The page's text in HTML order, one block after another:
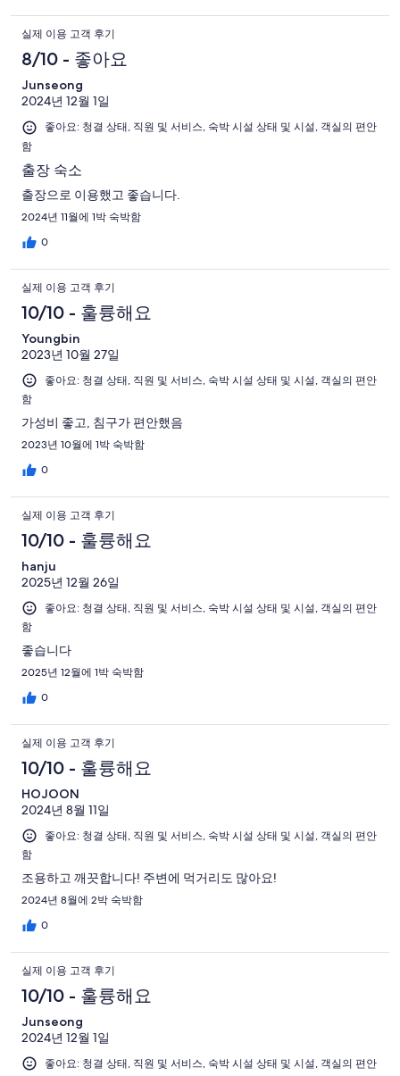
실제 이용 고객 후기
8/10 - 좋아요
Junseong
2024년 12월 1일
좋아요: 청결 상태, 직원 및 서비스, 숙박 시설 상태 및 시설, 객실의 편안
함
출장 숙소
출장으로 이용했고 좋습니다.
2024년 11월에 1박 숙박함
0
실제 이용 고객 후기
10/10 - 훌륭해요
Youngbin
2023년 10월 27일
좋아요: 청결 상태, 직원 및 서비스, 숙박 시설 상태 및 시설, 객실의 편안
함
가성비 좋고, 침구가 편안했음
2023년 10월에 1박 숙박함
0
실제 이용 고객 후기
10/10 - 훌륭해요
hanju
2025년 12월 26일
좋아요: 청결 상태, 직원 및 서비스, 숙박 시설 상태 및 시설, 객실의 편안
함
좋습니다
2025년 12월에 1박 숙박함
0
실제 이용 고객 후기
10/10 - 훌륭해요
HOJOON
2024년 8월 11일
좋아요: 청결 상태, 직원 및 서비스, 숙박 시설 상태 및 시설, 객실의 편안
함
조용하고 깨끗합니다! 주변에 먹거리도 많아요!
2024년 8월에 2박 숙박함
0
실제 이용 고객 후기
10/10 - 훌륭해요
Junseong
2024년 12월 1일
좋아요: 청결 상태, 직원 및 서비스, 숙박 시설 상태 및 시설, 객실의 편안